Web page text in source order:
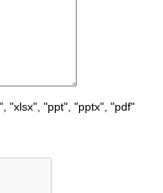
"xlsx", "ppt", "pptx", "pdf"